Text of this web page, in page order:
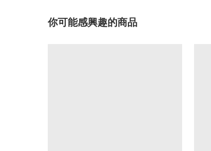
你可能感興趣的商品